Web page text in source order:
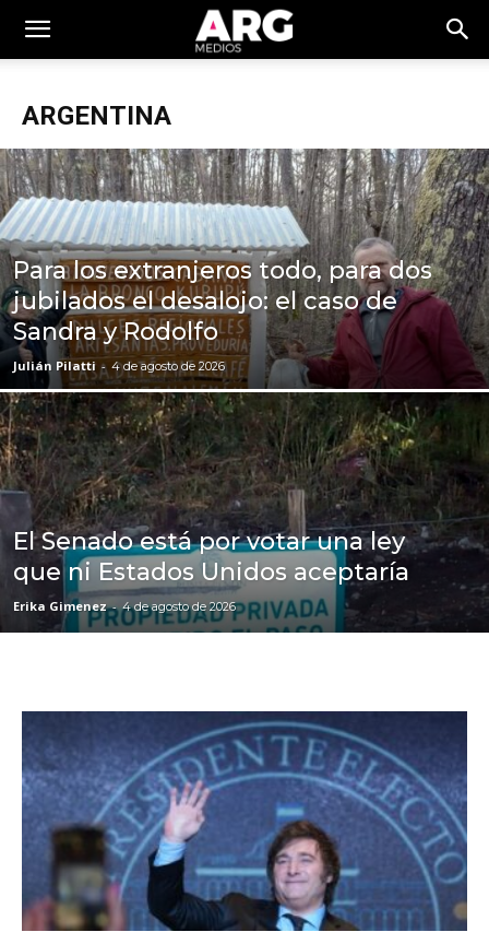
ARGENTINA
Para los extranjeros todo, para dos
jubilados el desalojo: el caso de
Sandra y Rodolfo
Julián Pilatti - 4 de agosto de 2026
El Senado está por votar una ley
que ni Estados Unidos aceptaría
Erika Gimenez - 4 de agosto de 2026